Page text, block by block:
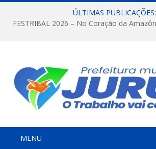
ÚLTIMAS PUBLICAÇÕES:
MENU